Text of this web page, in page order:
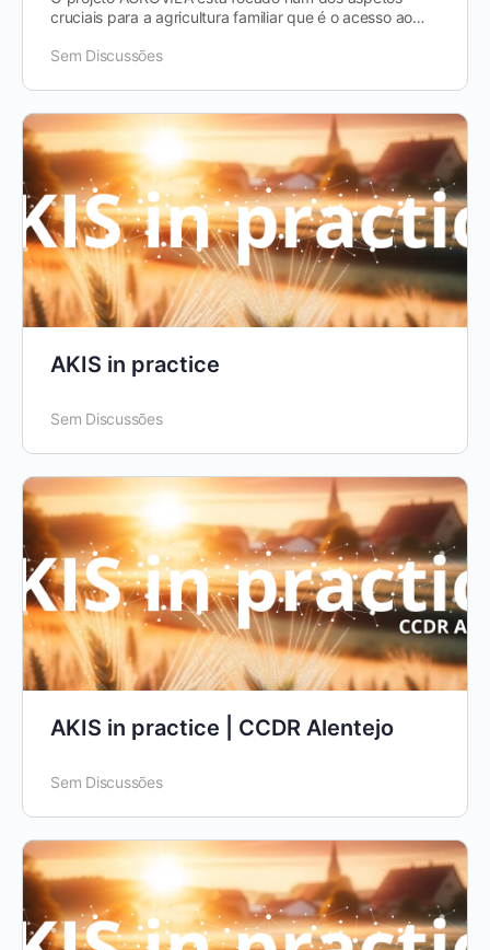
cruciais para a agricultura familiar que é o acesso ao
Sem Discussões
AKIS in practice
Sem Discussões
AKIS in practice | CCDR Alentejo
Sem Discussões